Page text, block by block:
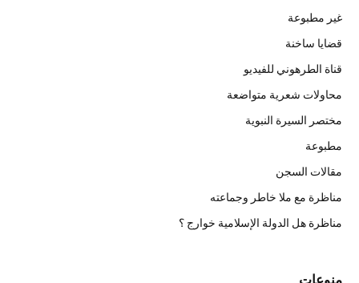
غير مطبوعة
قضايا ساخنة
قناة الطرهوني للفيديو
محاولات شعرية متواضعة
مختصر السيرة النبوية
مطبوعة
مقالات السجن
مناظرة مع ملا خاطر وجماعته
مناظرة هل الدولة الإسلامية خوارج ؟